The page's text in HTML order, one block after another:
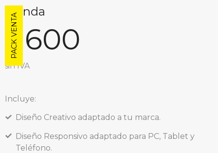
PACK VENTA
Tienda
€1600
sin IVA
Incluye:
Diseño Creativo adaptado a tu marca.
Diseño Responsivo adaptado para PC, Tablet y
Teléfono.